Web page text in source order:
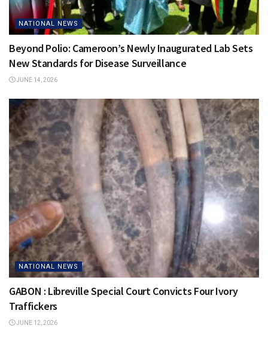
NATIONAL NEWS
Beyond Polio: Cameroon’s Newly Inaugurated Lab Sets
New Standards for Disease Surveillance
JUNE 14, 2026
NATIONAL NEWS
GABON : Libreville Special Court Convicts Four Ivory
Traffickers
JUNE 12, 2026